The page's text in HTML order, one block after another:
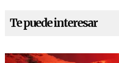
Te puede interesar